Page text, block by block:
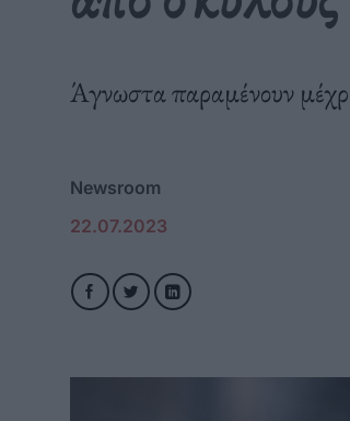
Άγνωστα παραμένουν
Newsroom
22.07.2023